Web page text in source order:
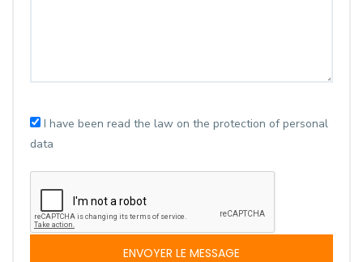
I have been read the law on the protection of personal
data
ENVOYER LE MESSAGE